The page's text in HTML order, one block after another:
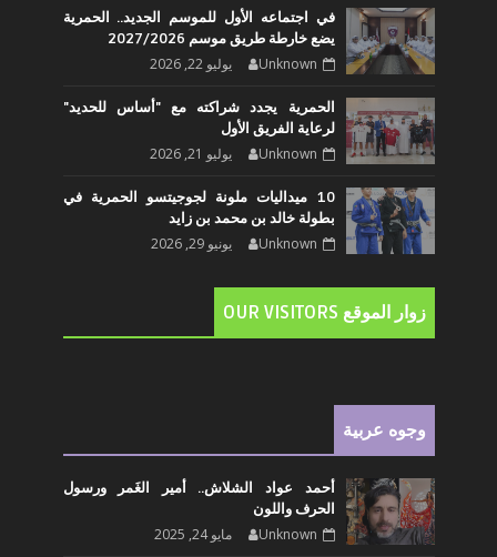
في اجتماعه الأول للموسم الجديد.. الحمرية
يضع خارطة طريق موسم 2027/2026
Unknown يوليو 22, 2026
الحمرية يجدد شراكته مع "أساس للحديد"
لرعاية الفريق الأول
Unknown يوليو 21, 2026
10 ميداليات ملونة لجوجيتسو الحمرية في
بطولة خالد بن محمد بن زايد
Unknown يونيو 29, 2026
زوار الموقع OUR VISITORS
وجوه عربية
أحمد عواد الشلاش.. أمير الغَمر ورسول
الحرف واللون
Unknown مايو 24, 2025